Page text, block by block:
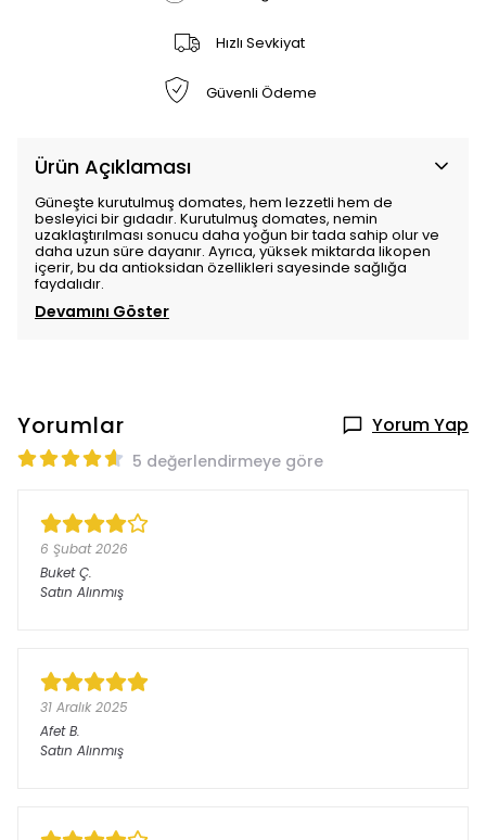
Hızlı Sevkiyat
Güvenli Ödeme
Ürün Açıklaması
Güneşte kurutulmuş domates, hem lezzetli hem de
besleyici bir gıdadır. Kurutulmuş domates, nemin
uzaklaştırılması sonucu daha yoğun bir tada sahip olur ve
daha uzun süre dayanır. Ayrıca, yüksek miktarda likopen
içerir, bu da antioksidan özellikleri sayesinde sağlığa
faydalıdır.
Devamını Göster
Yorumlar Yorum Yap
5 değerlendirmeye göre
6 Şubat 2026
Buket Ç.
Satın Alınmış
31 Aralık 2025
Afet B.
Satın Alınmış